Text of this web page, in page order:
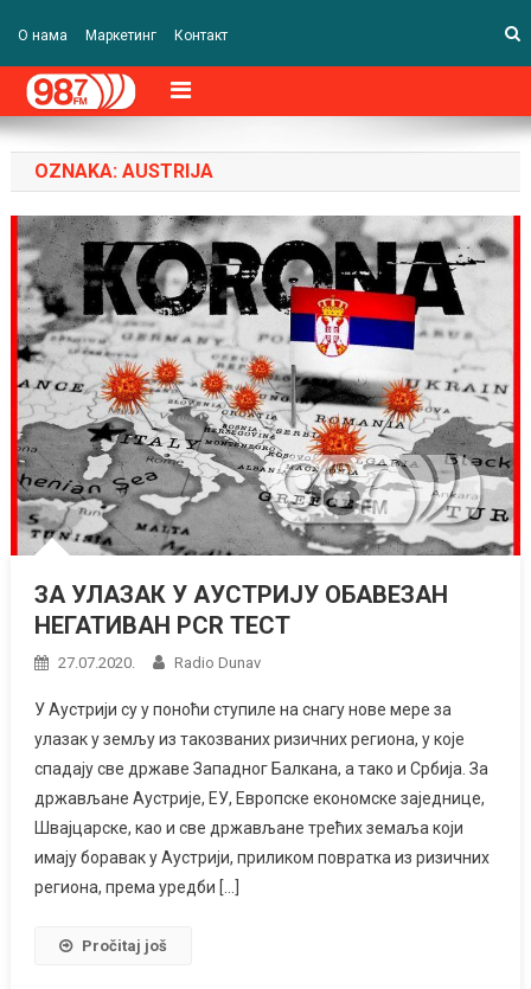
О нама Маркетинг Контакт
OZNAKA: AUSTRIJA
ЗА УЛАЗАК У АУСТРИЈУ ОБАВЕЗАН
НЕГАТИВАН PCR ТЕСТ
27.07.2020. Radio Dunav
У Аустрији су у поноћи ступиле на снагу нове мере за
улазак у земљу из такозваних ризичних региона, у које
спадају све државе Западног Балкана, а тако и Србија. За
држављане Аустрије, ЕУ, Европске економске заједнице,
Швајцарске, као и све држављане трећих земаља који
имају боравак у Аустрији, приликом повратка из ризичних
региона, према уредби […]
Pročitaj još